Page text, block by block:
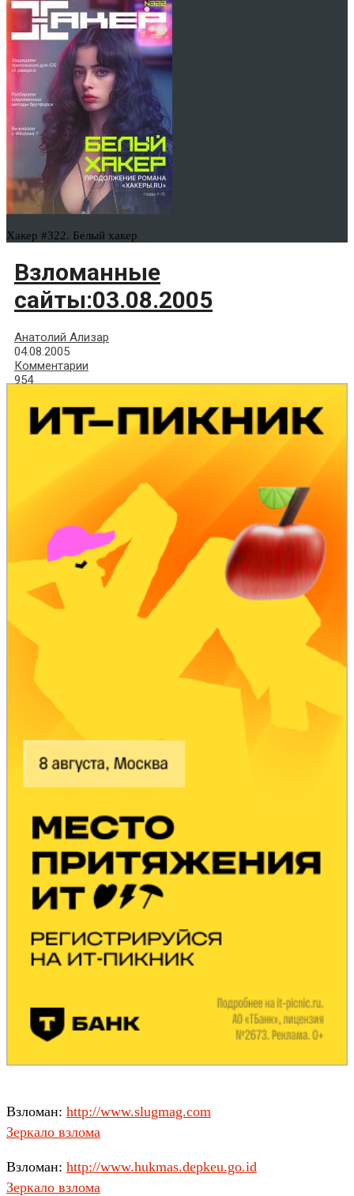
Хакер #322. Белый хакер
Взломанные
сайты:03.08.2005
Анатолий Ализар
04.08.2005
Комментарии
954
Взломан: http://www.slugmag.com
Зеркало взлома
Взломан: http://www.hukmas.depkeu.go.id
Зеркало взлома